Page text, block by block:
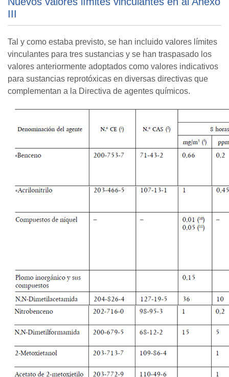
III
Tal y como estaba previsto, se han incluido valores límites
vinculantes para tres sustancias y se han traspasado los
valores anteriormente adoptados como valores indicativos
para sustancias reprotóxicas en diversas directivas que
complementan a la Directiva de agentes químicos.